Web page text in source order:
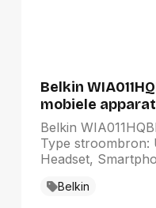
Belkin
mobiele
Smartphone
opladen Snel
Belkin
Type stroombron:
Headset,
Overspanning,
Belkin